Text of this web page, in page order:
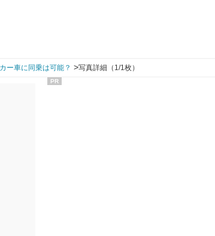
ー車に同乗は可能？ >写真詳細（1/1枚）
PR